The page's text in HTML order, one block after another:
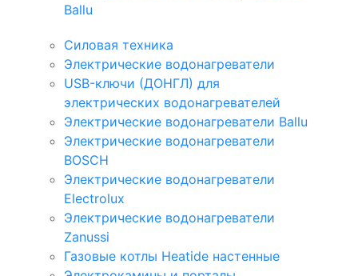
Ballu
Силовая техника
Электрические водонагреватели
USB-ключи (ДОНГЛ) для
электрических водонагревателей
Электрические водонагреватели Ballu
Электрические водонагреватели
BOSCH
Электрические водонагреватели
Electrolux
Электрические водонагреватели
Zanussi
Газовые котлы Heatide настенные